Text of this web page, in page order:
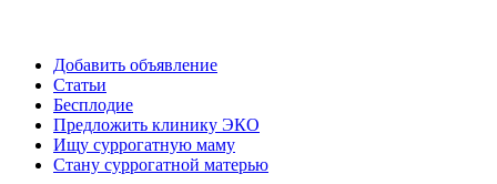
Добавить объявление
Статьи
Бесплодие
Предложить клинику ЭКО
Ищу суррогатную маму
Стану суррогатной матерью